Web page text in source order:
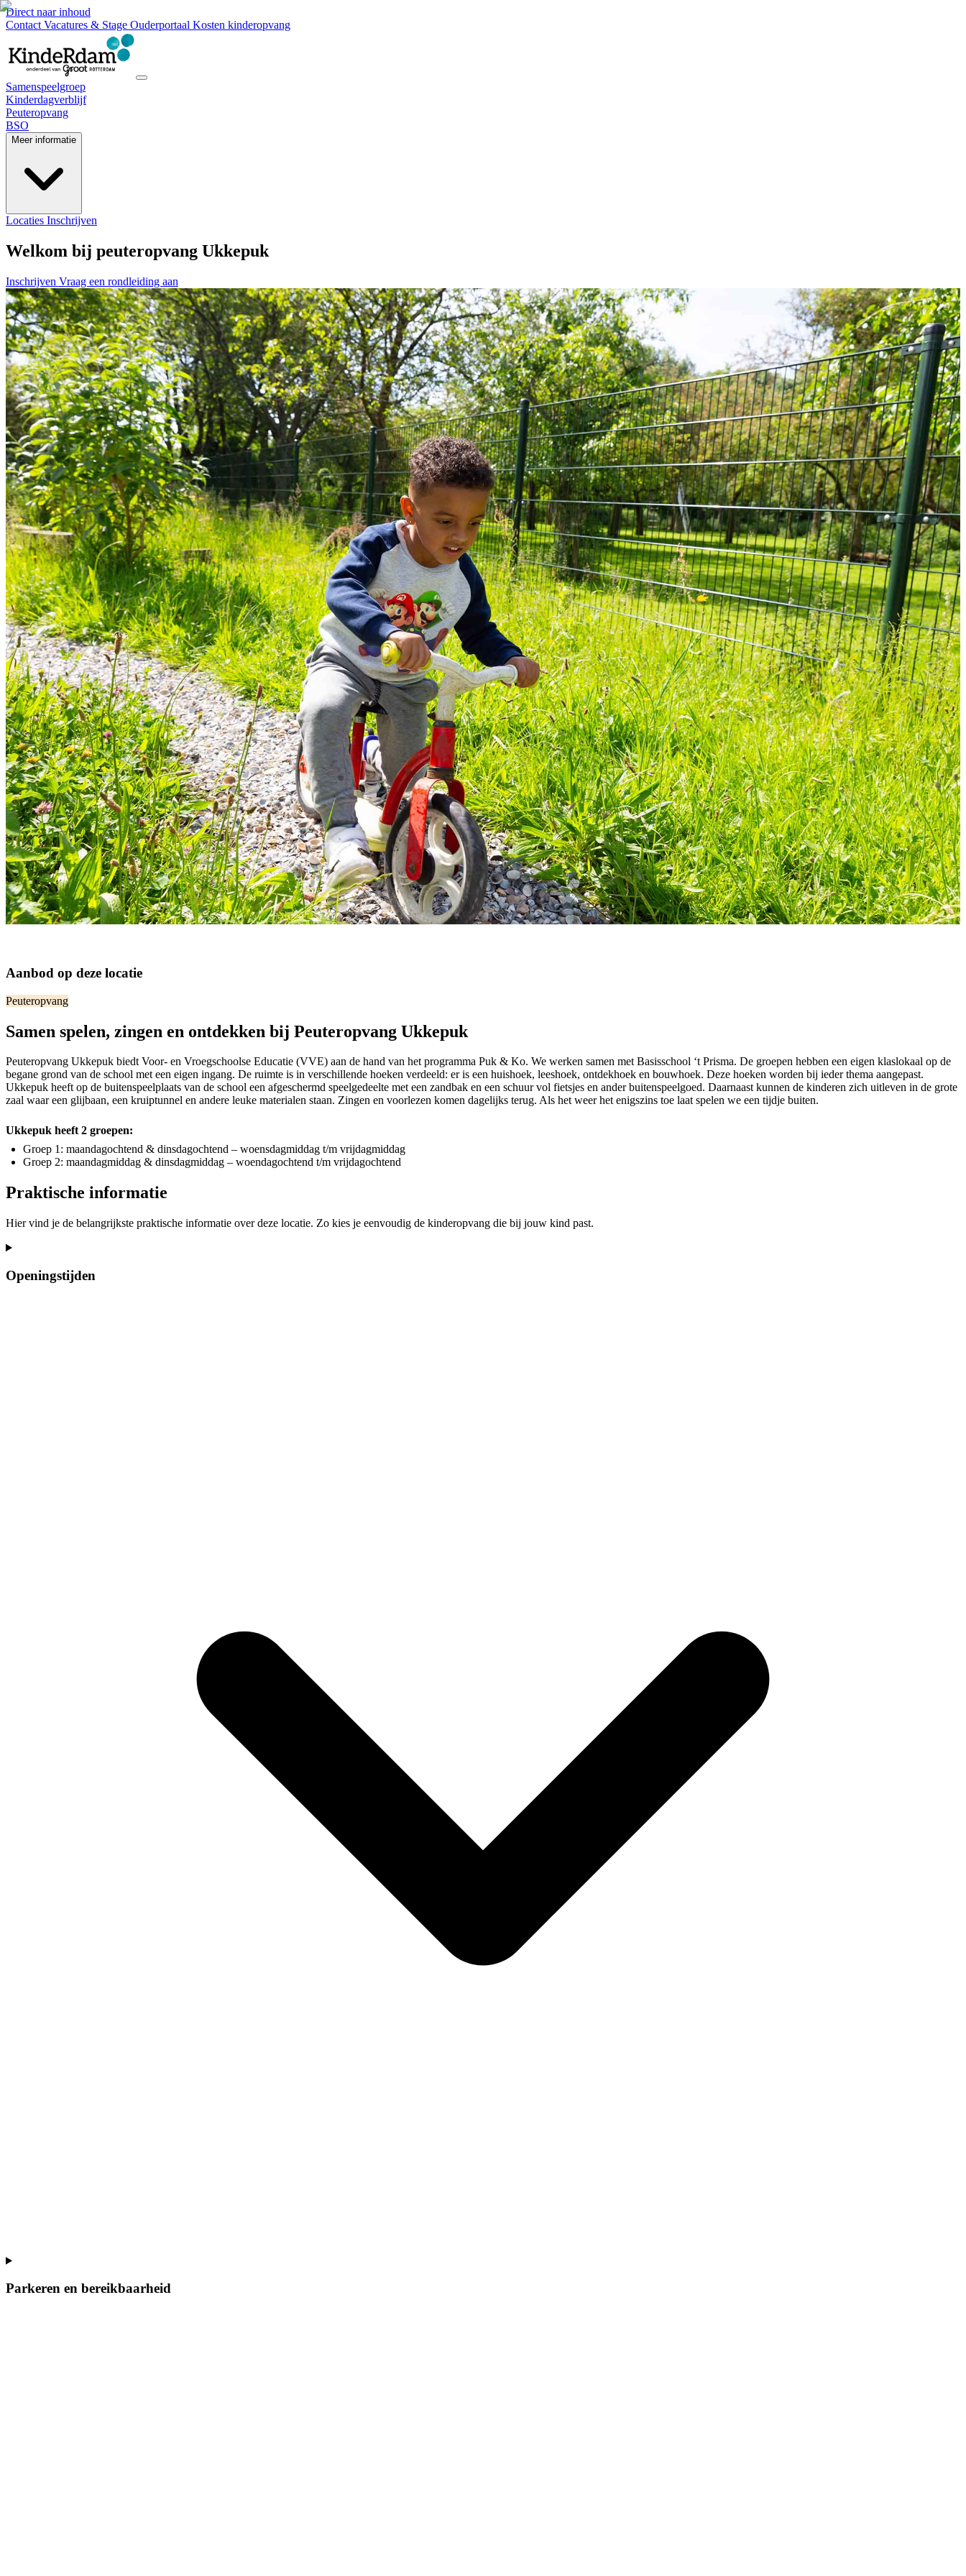
Direct naar inhoud
Contact Vacatures & Stage Ouderportaal Kosten kinderopvang
Samenspeelgroep
Kinderdagverblijf
Peuteropvang
BSO
Meer informatie
Locaties Inschrijven
Welkom bij peuteropvang Ukkepuk
Inschrijven Vraag een rondleiding aan
Aanbod op deze locatie
Peuteropvang
Samen spelen, zingen en ontdekken bij Peuteropvang Ukkepuk
Peuteropvang Ukkepuk biedt Voor- en Vroegschoolse Educatie (VVE) aan de hand van het programma Puk & Ko. We werken samen met Basisschool ‘t Prisma. De groepen hebben een eigen klaslokaal op de
begane grond van de school met een eigen ingang. De ruimte is in verschillende hoeken verdeeld: er is een huishoek, leeshoek, ontdekhoek en bouwhoek. Deze hoeken worden bij ieder thema aangepast.
Ukkepuk heeft op de buitenspeelplaats van de school een afgeschermd speelgedeelte met een zandbak en een schuur vol fietsjes en ander buitenspeelgoed. Daarnaast kunnen de kinderen zich uitleven in de grote
zaal waar een glijbaan, een kruiptunnel en andere leuke materialen staan. Zingen en voorlezen komen dagelijks terug. Als het weer het enigszins toe laat spelen we een tijdje buiten.
Ukkepuk heeft 2 groepen:
Groep 1: maandagochtend & dinsdagochtend – woensdagmiddag t/m vrijdagmiddag
Groep 2: maandagmiddag & dinsdagmiddag – woendagochtend t/m vrijdagochtend
Praktische informatie
Hier vind je de belangrijkste praktische informatie over deze locatie. Zo kies je eenvoudig de kinderopvang die bij jouw kind past.
Openingstijden
Parkeren en bereikbaarheid